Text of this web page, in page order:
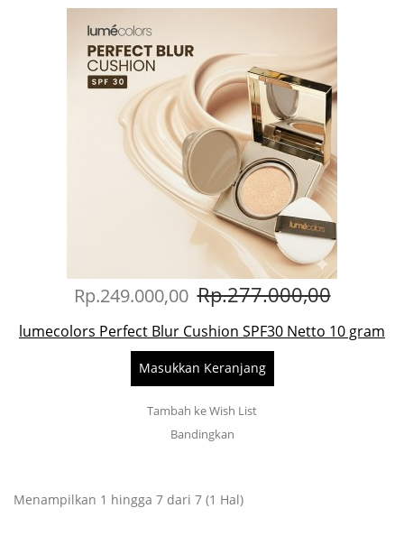
Rp.249.000,00 Rp.277.000,00
lumecolors Perfect Blur Cushion SPF30 Netto 10 gram
Masukkan Keranjang
Tambah ke Wish List
Bandingkan
Menampilkan 1 hingga 7 dari 7 (1 Hal)